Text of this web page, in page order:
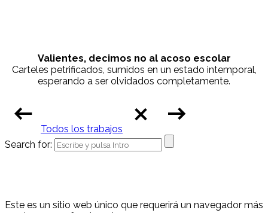
Valientes, decimos no al acoso escolar
Carteles petrificados, sumidos en un estado intemporal,
esperando a ser olvidados completamente.
Todos los trabajos
Search for:
Este es un sitio web único que requerirá un navegador más